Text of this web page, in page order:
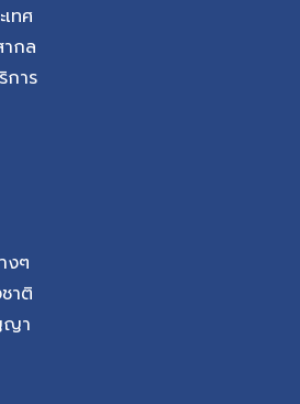
ทศ
กล
การ
งๆ
าติ
ญา